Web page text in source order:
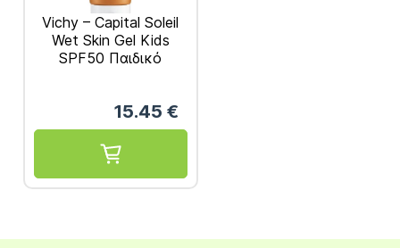
Vichy – Capital Soleil
Wet Skin Gel Kids
SPF50 Παιδικό
15.45 €